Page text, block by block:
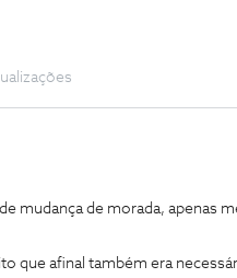
mudança de morada, apenas
que afinal também era